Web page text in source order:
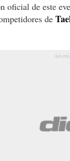
oficial de este
de